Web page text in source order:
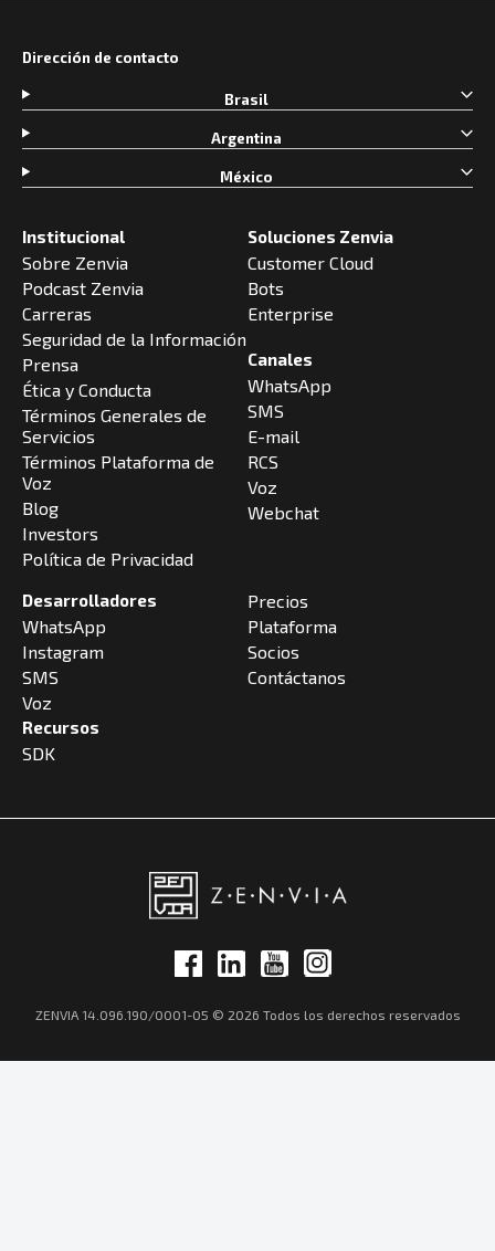
Institucional
Sobre Zenvia
Podcast Zenvia
Carreras
Seguridad de la Información
Prensa
Ética y Conducta
Términos Generales de
Servicios
Términos Plataforma de
Voz
Blog
Investors
Política de Privacidad
Soluciones Zenvia
Customer Cloud
Bots
Enterprise
Canales
WhatsApp
SMS
E-mail
RCS
Voz
Webchat
Desarrolladores
WhatsApp
Instagram
SMS
Voz
Recursos
SDK
Precios
Plataforma
Socios
Contáctanos
Dirección de contacto
Brasil
Argentina
México
ZENVIA 14.096.190/0001-05 © 2026 Todos los derechos reservados